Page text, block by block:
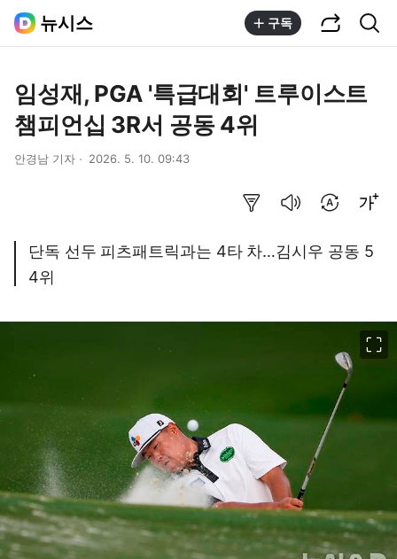
뉴시스 구독
임성재, PGA '특급대회' 트루이스트
챔피언십 3R서 공동 4위
안경남 기자 2026. 5. 10. 09:43
단독 선두 피츠패트릭과는 4타 차…김시우 공동 5
4위